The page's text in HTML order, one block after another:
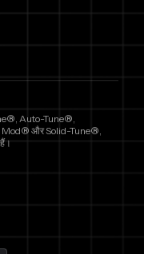
Auto-Tune®,
और Solid-Tune®,